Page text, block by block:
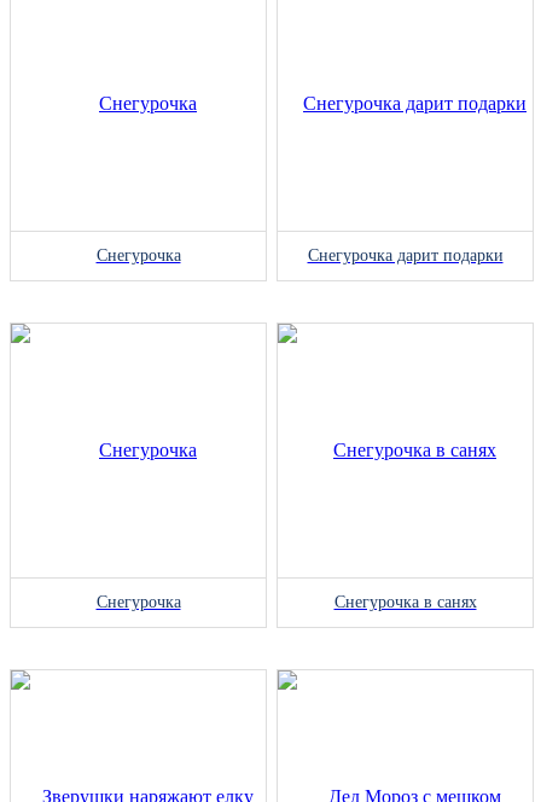
Снегурочка Снегурочка дарит подарки
Снегурочка Снегурочка в санях